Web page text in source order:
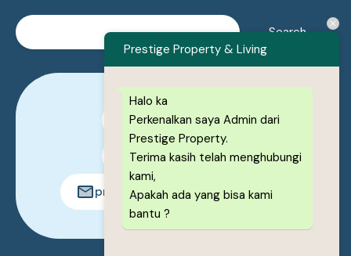
0878-1222-8443
0878-1222-8443
prestigeproperty.id@gmail.com
Prestige Property & Living
Halo ka
Perkenalkan saya Admin dari
Prestige Property.
Terima kasih telah menghubungi
kami,
Apakah ada yang bisa kami
bantu ?